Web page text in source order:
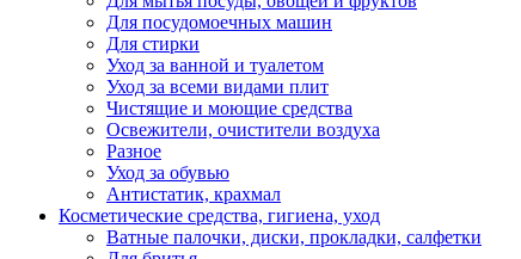
Для посудомоечных машин
Для стирки
Уход за ванной и туалетом
Уход за всеми видами плит
Чистящие и моющие средства
Освежители, очистители воздуха
Разное
Уход за обувью
Антистатик, крахмал
Косметические средства, гигиена, уход
Ватные палочки, диски, прокладки, салфетки